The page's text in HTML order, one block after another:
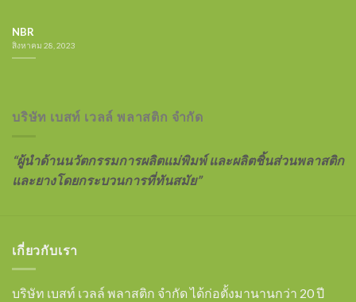
NBR
สิงหาคม 28, 2023
บริษัท เบสท์ เวลล์ พลาสติก จำกัด
“ผู้นำด้านนวัตกรรมการผลิตแม่พิมพ์ และผลิตชิ้นส่วนพลาสติก
และยางโดยกระบวนการที่ทันสมัย”
เกี่ยวกับเรา
บริษัท เบสท์ เวลล์ พลาสติก จำกัด ได้ก่อตั้งมานานกว่า 20 ปี